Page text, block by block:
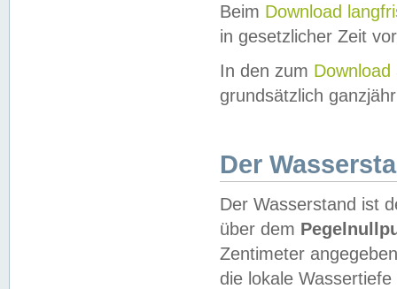
Beim Download
in gesetzlicher Zeit
In den zum Download
grundsätzlich
Der
Der Wasserstand ist
über dem
Zentimeter
die lokale